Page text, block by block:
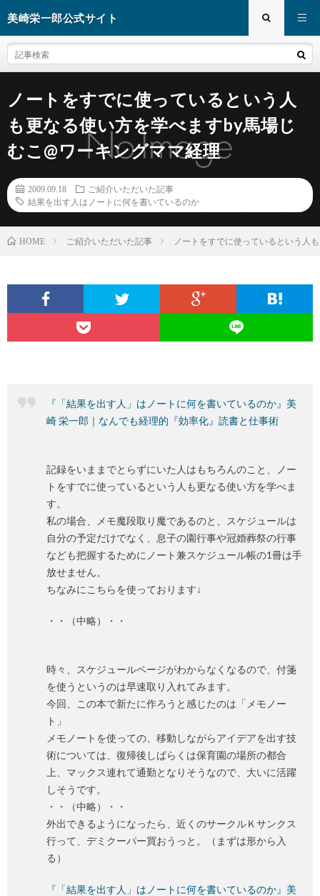
美崎栄一郎公式サイト
ノートをすでに使っているという人
も更なる使い方を学べますby馬場じ
むこ@ワーキングママ経理
2009.09.18
ご紹介いただいた記事
結果を出す人はノートに何を書いているのか
HOME ご紹介いただいた記事 ノートをすでに使っているという人
『「結果を出す人」はノートに何を書いているのか』美
崎 栄一郎｜なんでも経理的『効率化』読書と仕事術
記録をいままでとらずにいた人はもちろんのこと、ノー
トをすでに使っているという人も更なる使い方を学べま
す。
私の場合、メモ魔段取り魔であるのと、スケジュールは
自分の予定だけでなく、息子の園行事や冠婚葬祭の行事
なども把握するためにノート兼スケジュール帳の1冊は手
放せません。
ちなみにこちらを使っております↓
・・（中略）・・
時々、スケジュールページがわからなくなるので、付箋
を使うというのは早速取り入れてみます。
今回、この本で新たに作ろうと感じたのは「メモノー
ト」
メモノートを使っての、移動しながらアイデアを出す技
術については、復帰後しばらくは保育園の場所の都合
上、マックス連れて通勤となりそうなので、大いに活躍
しそうです。
・・（中略）・・
外出できるようになったら、近くのサークルＫサンクス
行って、デミクーパー買おうっと。（まずは形から入
る）
『「結果を出す人」はノートに何を書いているのか』美